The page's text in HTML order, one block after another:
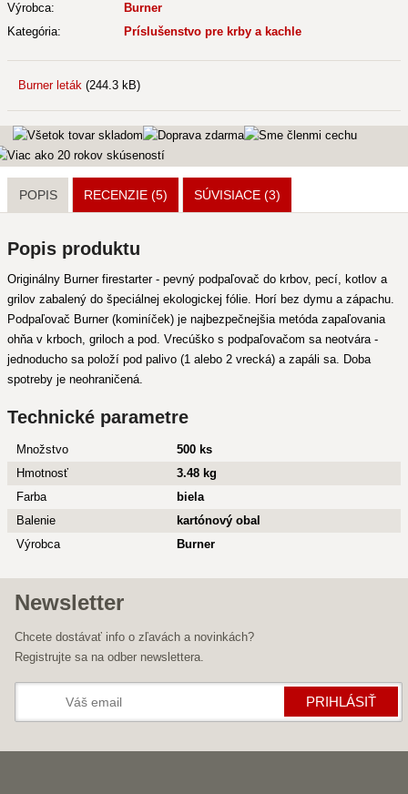
Výrobca:
Burner
Kategória:
Príslušenstvo pre krby a kachle
Burner leták (244.3 kB)
POPIS RECENZIE (5) SÚVISIACE (3)
Popis produktu
Originálny Burner firestarter - pevný podpaľovač do krbov, pecí, kotlov a
grilov zabalený do špeciálnej ekologickej fólie. Horí bez dymu a zápachu.
Podpaľovač Burner (kominíček) je najbezpečnejšia metóda zapaľovania
ohňa v krboch, griloch a pod. Vrecúško s podpaľovačom sa neotvára -
jednoducho sa položí pod palivo (1 alebo 2 vrecká) a zapáli sa. Doba
spotreby je neohraničená.
Technické parametre
Množstvo
500 ks
Hmotnosť
3.48 kg
Farba
biela
Balenie
kartónový obal
Výrobca
Burner
Newsletter
Chcete dostávať info o zľavách a novinkách?
Registrujte sa na odber newslettera.
PRIHLÁSIŤ